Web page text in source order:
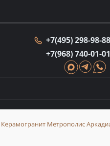
+7(495) 298-98-88
+7(968) 740-01-01
Керамогранит Метрополис